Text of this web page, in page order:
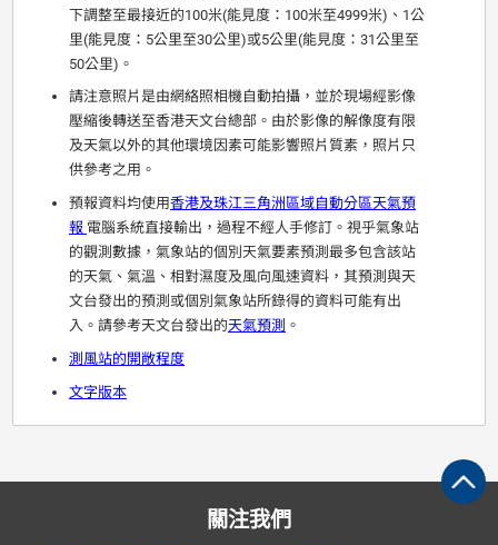
下調整至最接近的100米(能見度：100米至4999米)、1公
里(能見度：5公里至30公里)或5公里(能見度：31公里至
50公里)。
請注意照片是由網絡照相機自動拍攝，並於現場經影像
壓縮後轉送至香港天文台總部。由於影像的解像度有限
及天氣以外的其他環境因素可能影響照片質素，照片只
供參考之用。
預報資料均使用香港及珠江三角洲區域自動分區天氣預
報 電腦系統直接輸出，過程不經人手修訂。視乎氣象站
的觀測數據，氣象站的個別天氣要素預測最多包含該站
的天氣、氣溫、相對濕度及風向風速資料，其預測與天
文台發出的預測或個別氣象站所錄得的資料可能有出
入。請參考天文台發出的天氣預測 。
測風站的開敞程度
文字版本
關注我們